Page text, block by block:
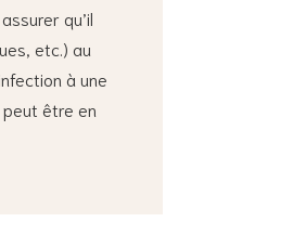
qu’il
etc.) au
à une
être en